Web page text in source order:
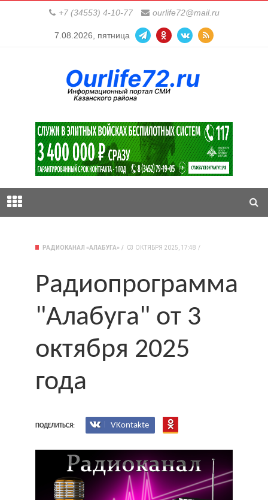
+7 (34553) 4-10-77 ourlife72@mail.ru
7.08.2026, пятница
РАДИОКАНАЛ «АЛАБУГА» 03 ОКТЯБРЯ 2025, 17:48
Радиопрограмма
"Алабуга" от 3
октября 2025
года
ПОДЕЛИТЬСЯ: VKontakte